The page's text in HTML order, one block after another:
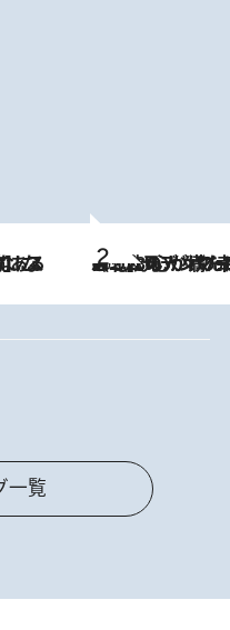
2026.8.8
《北欧の人々の幸福度が高いのは…》元デンマーク親善大使が出会った“心が満たされる暮らし”「いいかげんにヒュッゲしなさい！」
一覧